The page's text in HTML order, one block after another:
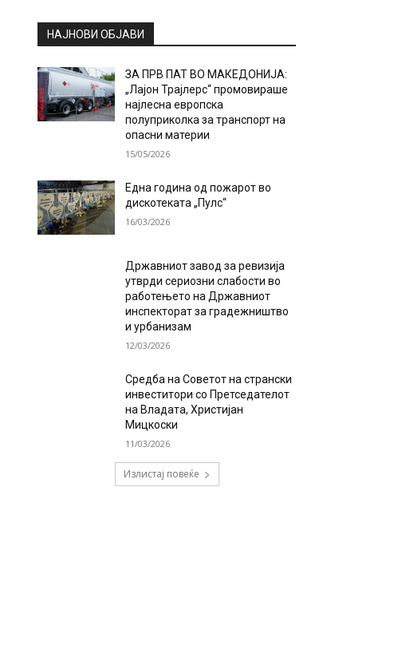
НАЈНОВИ ОБЈАВИ
ЗА ПРВ ПАТ ВО МАКЕДОНИЈА:
„Лајон Трајлерс“ промовираше
најлесна европска
полуприколка за транспорт на
опасни материи
15/05/2026
Една година од пожарот во
дискотеката „Пулс“
16/03/2026
Државниот завод за ревизија
утврди сериозни слабости во
работењето на Државниот
инспекторат за градежништво
и урбанизам
12/03/2026
Средба на Советот на странски
инвеститори со Претседателот
на Владата, Христијан
Мицкоски
11/03/2026
Излистај повеќе